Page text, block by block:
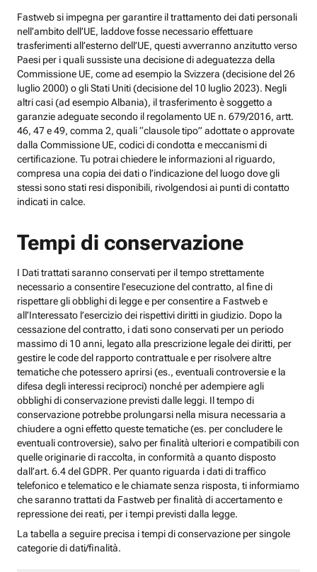
Fastweb si impegna per garantire il trattamento dei dati personali
nell’ambito dell’UE, laddove fosse necessario effettuare
trasferimenti all’esterno dell’UE, questi avverranno anzitutto verso
Paesi per i quali sussiste una decisione di adeguatezza della
Commissione UE, come ad esempio la Svizzera (decisione del 26
luglio 2000) o gli Stati Uniti (decisione del 10 luglio 2023). Negli
altri casi (ad esempio Albania), il trasferimento è soggetto a
garanzie adeguate secondo il regolamento UE n. 679/2016, artt.
46, 47 e 49, comma 2, quali “clausole tipo” adottate o approvate
dalla Commissione UE, codici di condotta e meccanismi di
certificazione. Tu potrai chiedere le informazioni al riguardo,
compresa una copia dei dati o l’indicazione del luogo dove gli
stessi sono stati resi disponibili, rivolgendosi ai punti di contatto
indicati in calce.
Tempi di conservazione
I Dati trattati saranno conservati per il tempo strettamente
necessario a consentire l’esecuzione del contratto, al fine di
rispettare gli obblighi di legge e per consentire a Fastweb e
all’Interessato l’esercizio dei rispettivi diritti in giudizio. Dopo la
cessazione del contratto, i dati sono conservati per un periodo
massimo di 10 anni, legato alla prescrizione legale dei diritti, per
gestire le code del rapporto contrattuale e per risolvere altre
tematiche che potessero aprirsi (es., eventuali controversie e la
difesa degli interessi reciproci) nonché per adempiere agli
obblighi di conservazione previsti dalle leggi. Il tempo di
conservazione potrebbe prolungarsi nella misura necessaria a
chiudere a ogni effetto queste tematiche (es. per concludere le
eventuali controversie), salvo per finalità ulteriori e compatibili con
quelle originarie di raccolta, in conformità a quanto disposto
dall’art. 6.4 del GDPR. Per quanto riguarda i dati di traffico
telefonico e telematico e le chiamate senza risposta, ti informiamo
che saranno trattati da Fastweb per finalità di accertamento e
repressione dei reati, per i tempi previsti dalla legge.
La tabella a seguire precisa i tempi di conservazione per singole
categorie di dati/finalità.